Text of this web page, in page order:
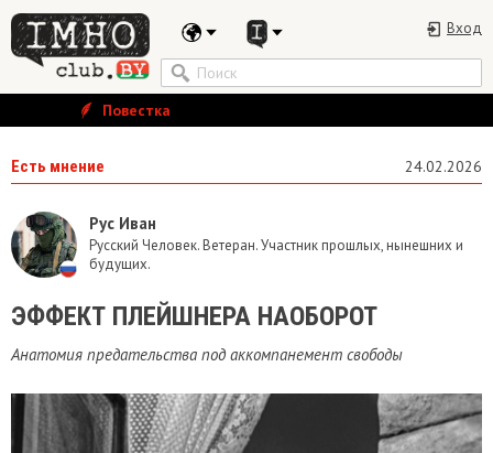
Вход
Повестка
Есть мнение 24.02.2026
Рус Иван
Русский Человек. Ветеран. Участник прошлых, нынешних и
будущих.
ЭФФЕКТ ПЛЕЙШНЕРА НАОБОРОТ
Анатомия предательства под аккомпанемент свободы